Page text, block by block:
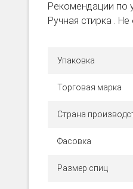
Рекомендации по
Ручная стирка .
Упаковка
Торговая марка
Страна
Фасовка
Размер спиц